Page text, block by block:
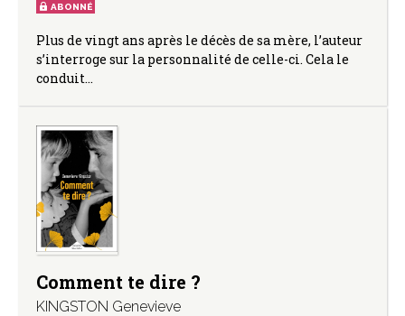
ABONNÉ
Plus de vingt ans après le décès de sa mère, l’auteur
s’interroge sur la personnalité de celle-ci. Cela le
conduit…
Comment te dire ?
KINGSTON Genevieve